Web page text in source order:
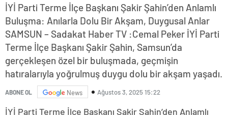
İYİ Parti Terme İlçe Başkanı Şakir Şahin’den Anlamlı
Buluşma: Anılarla Dolu Bir Akşam, Duygusal Anlar
SAMSUN – Sadakat Haber TV :Cemal Peker İYİ Parti
Terme İlçe Başkanı Şakir Şahin, Samsun’da
gerçekleşen özel bir buluşmada, geçmişin
hatıralarıyla yoğrulmuş duygu dolu bir akşam yaşadı.
ABONE OL News Ağustos 3, 2025 15:22
İYİ Parti Terme İlçe Başkanı Şakir Şahin’den Anlamlı